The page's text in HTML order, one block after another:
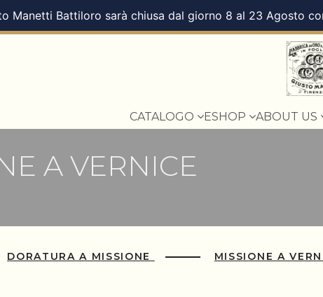
Manetti Battiloro sarà chiusa dal giorno 8 al 23 Agosto
CATALOGO ESHOP ABOUT US
A VERNICE
DORATURA A MISSIONE MISSIONE A